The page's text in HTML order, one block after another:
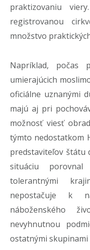
praktizovaniu
registrovanou
množstvo
Napríklad, počas
umierajúcich
oficiálne uznanými
majú aj pri
možnosť viesť
týmto nedostatkom
predstaviteľov štátu
situáciu
tolerantnými
nepostačuje k
náboženského
nevyhnutnou
ostatnými skupinami